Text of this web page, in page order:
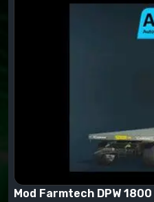
Mod Farmtech DPW